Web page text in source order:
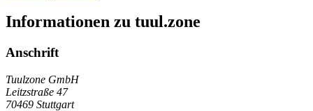
Informationen zu tuul.zone
Anschrift
Tuulzone GmbH
Leitzstraße 47
70469 Stuttgart